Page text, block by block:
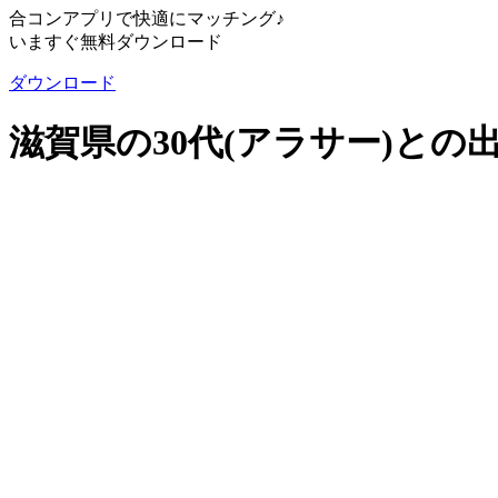
合コンアプリで快適にマッチング♪
いますぐ無料ダウンロード
ダウンロード
滋賀県の30代(アラサー)との